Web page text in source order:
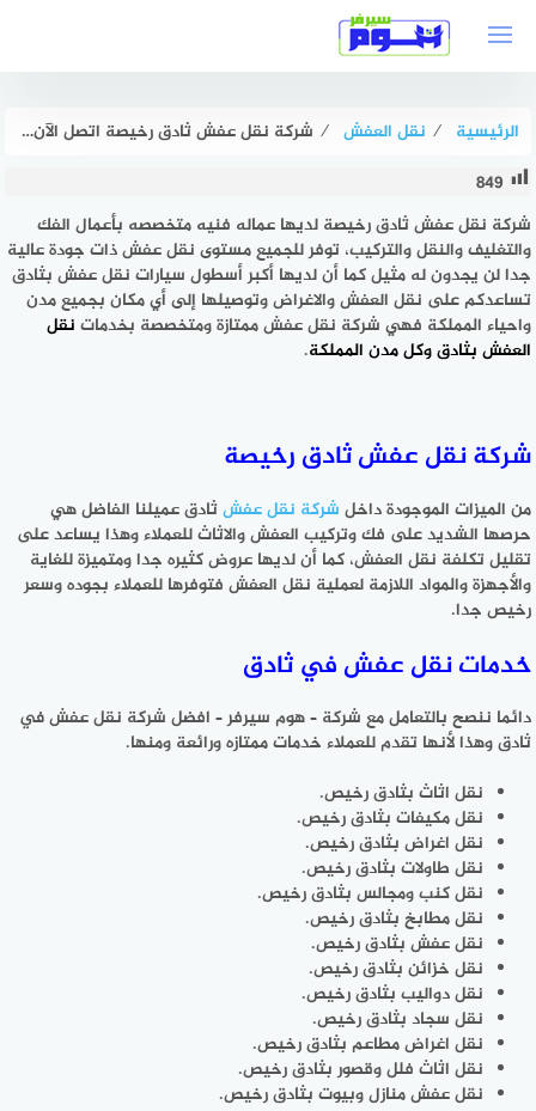
الرئيسية ⁄ نقل العفش ⁄ شركة نقل عفش ثادق رخيصة اتصل الآن : للايجار | هوم سيرفر
849
شركة نقل عفش ثادق رخيصة لديها عماله فنيه متخصصه بأعمال الفك
والتغليف والنقل والتركيب، توفر للجميع مستوى نقل عفش ذات جودة عالية
جدا لن يجدون له مثيل كما أن لديها أكبر أسطول سيارات نقل عفش بثادق
تساعدكم على نقل العفش والاغراض وتوصيلها إلى أي مكان بجميع مدن
واحياء المملكة فهي شركة نقل عفش ممتازة ومتخصصة بخدمات نقل
العفش بثادق وكل مدن المملكة.
شركة نقل عفش ثادق رخيصة
من الميزات الموجودة داخل شركة نقل عفشثادق عميلنا الفاضل هي
حرصها الشديد على فك وتركيب العفش والاثاث للعملاء وهذا يساعد على
تقليل تكلفة نقل العفش، كما أن لديها عروض كثيره جدا ومتميزة للغاية
والأجهزة والمواد اللازمة لعملية نقل العفش فتوفرها للعملاء بجوده وسعر
رخيص جدا.
خدمات نقل عفش في ثادق
دائما ننصح بالتعامل مع شركة – هوم سيرفر – افضل شركة نقل عفش في
ثادق وهذا لأنها تقدم للعملاء خدمات ممتازه ورائعة ومنها.
نقل اثاث بثادق رخيص.
نقل مكيفات بثادق رخيص.
نقل اغراض بثادق رخيص.
نقل طاولات بثادق رخيص.
نقل كنب ومجالس بثادق رخيص.
نقل مطابخ بثادق رخيص.
نقل عفش بثادق رخيص.
نقل خزائن بثادق رخيص.
نقل دواليب بثادق رخيص.
نقل سجاد بثادق رخيص.
نقل اغراض مطاعم بثادق رخيص.
نقل اثاث فلل وقصور بثادق رخيص.
نقل عفش منازل وبيوت بثادق رخيص.